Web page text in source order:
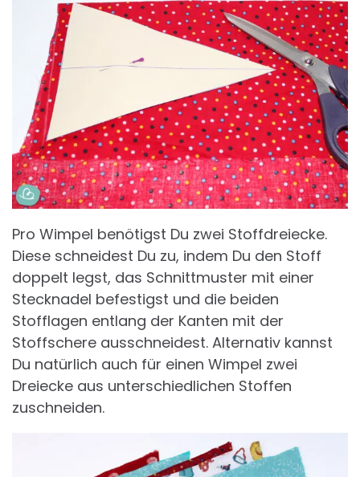
Pro Wimpel benötigst Du zwei Stoffdreiecke.
Diese schneidest Du zu, indem Du den Stoff
doppelt legst, das Schnittmuster mit einer
Stecknadel befestigst und die beiden
Stofflagen entlang der Kanten mit der
Stoffschere ausschneidest. Alternativ kannst
Du natürlich auch für einen Wimpel zwei
Dreiecke aus unterschiedlichen Stoffen
zuschneiden.